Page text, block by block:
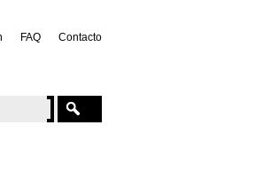
FAQ Contacto